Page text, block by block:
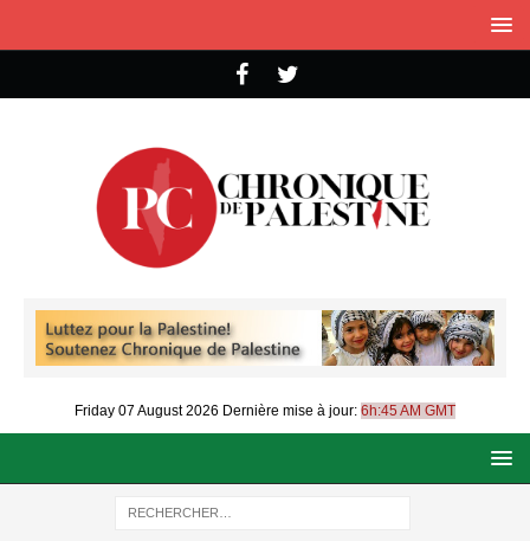
Friday 07 August 2026 Dernière mise à jour: 6h:45 AM GMT